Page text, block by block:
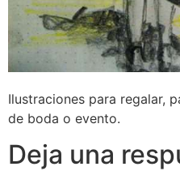
Ilustraciones para regalar,
de boda o evento.
Deja una